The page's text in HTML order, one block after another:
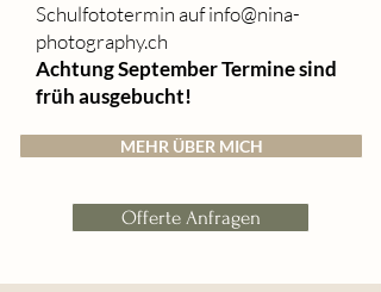
Schulfototermin aufinfo@nina-
photography.ch
Achtung September Termine sind
früh ausgebucht!
MEHR ÜBER MICH
Offerte Anfragen